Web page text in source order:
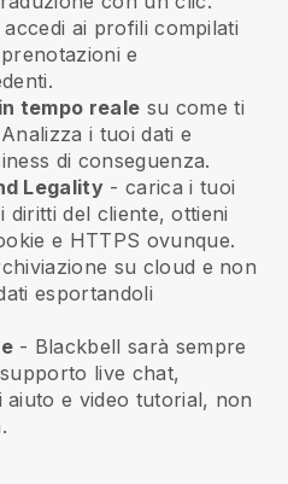
accedi ai profili compilati
e
tempo reale su come ti
i tuoi dati e
di conseguenza.
Legality - carica i tuoi
diritti del cliente, ottieni
e HTTPS ovunque.
su cloud e non
esportandoli
- Blackbell sarà sempre
live chat,
aiuto e video tutorial, non